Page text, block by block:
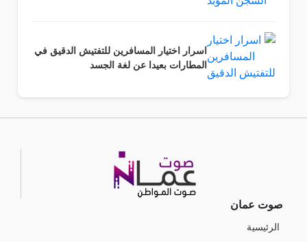
اسرار اختيار المسافرين للتفتيش الدقيق في
المطارات بعيدا عن لغة الجسد
صوت عمان
الرئيسية